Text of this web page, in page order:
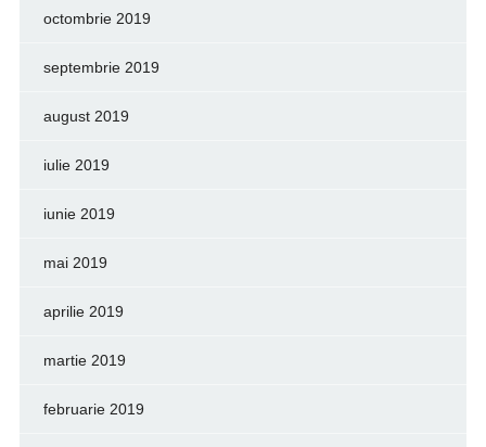
octombrie 2019
septembrie 2019
august 2019
iulie 2019
iunie 2019
mai 2019
aprilie 2019
martie 2019
februarie 2019